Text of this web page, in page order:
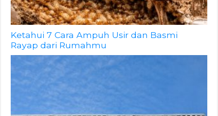
Ketahui 7 Cara Ampuh Usir dan Basmi
Rayap dari Rumahmu